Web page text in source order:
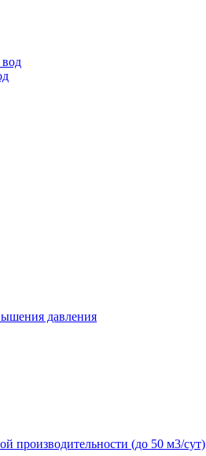
давления
производительности (до 50 м3/сут)